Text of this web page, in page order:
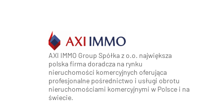
AXI IMMO Group Spółka z o.o. największa
polska firma doradcza na rynku
nieruchomości komercyjnych oferująca
profesjonalne pośrednictwo i usługi obrotu
nieruchomościami komercyjnymi w Polsce i na
świecie.